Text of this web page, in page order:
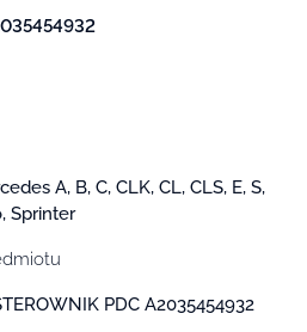
A, B, C, CLK, CL, CLS, E, S,
Sprinter
PDC A2035454932